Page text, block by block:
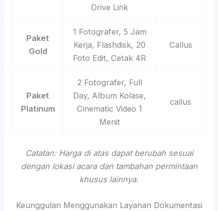
Drive Link
Paket
Gold
1 Fotografer, 5 Jam
Kerja, Flashdisk, 20
Foto Edit, Cetak 4R
Callus
Paket
Platinum
2 Fotografer, Full
Day, Album Kolase,
Cinematic Video 1
Menit
callus
Catatan: Harga di atas dapat berubah sesuai
dengan lokasi acara dan tambahan permintaan
khusus lainnya.
Keunggulan Menggunakan Layanan Dokumentasi